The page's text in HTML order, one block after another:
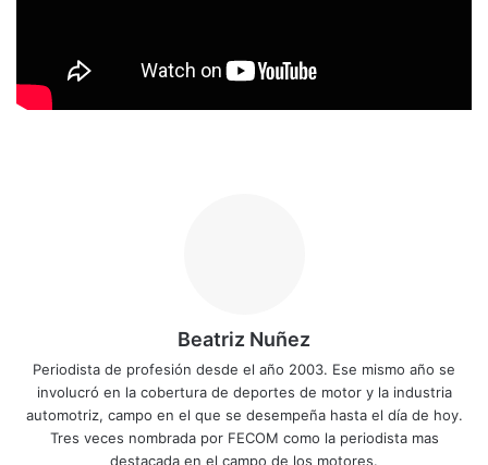
Beatriz Nuñez
Periodista de profesión desde el año 2003. Ese mismo año se
involucró en la cobertura de deportes de motor y la industria
automotriz, campo en el que se desempeña hasta el día de hoy.
Tres veces nombrada por FECOM como la periodista mas
destacada en el campo de los motores.